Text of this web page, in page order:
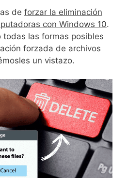
de forzar la eliminación
con Windows 10.
todas las formas posibles
forzada de archivos
un vistazo.